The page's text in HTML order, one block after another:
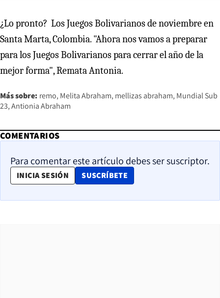
¿Lo pronto? Los Juegos Bolivarianos de noviembre en
Santa Marta, Colombia. "Ahora nos vamos a preparar
para los Juegos Bolivarianos para cerrar el año de la
mejor forma", Remata Antonia.
Más sobre: remo Melita Abraham mellizas abraham Mundial Sub
23 Antionia Abraham
COMENTARIOS
Para comentar este artículo debes ser suscriptor.
INICIA SESIÓN SUSCRÍBETE
OPENS IN NEW WINDOW